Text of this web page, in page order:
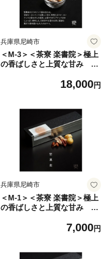
兵庫県尼崎市
＜M-3＞＜茶寮 楽書院＞極上
の香ばしさと上質な甘み
18,000円
兵庫県尼崎市
＜M-1＞＜茶寮 楽書院＞極上
の香ばしさと上質な甘み
7,000円